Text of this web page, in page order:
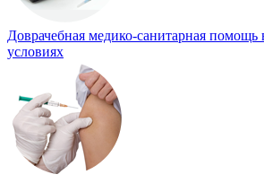
Доврачебная медико-санитарная помощь
условиях